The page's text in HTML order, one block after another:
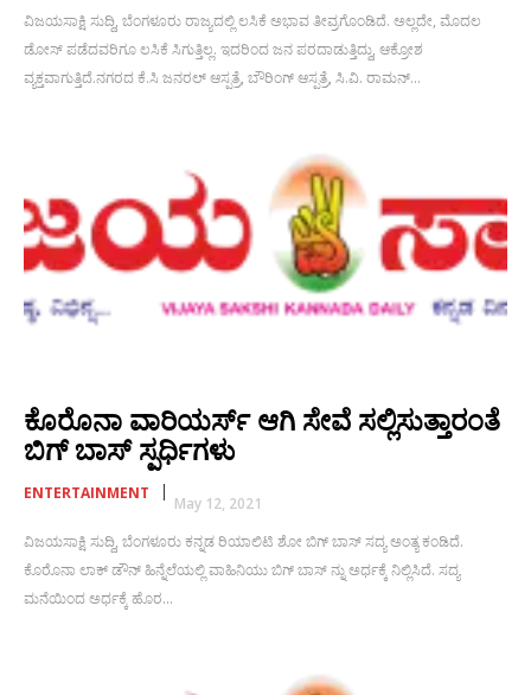
ವಿಜಯಸಾಕ್ಷಿ ಸುದ್ದಿ, ಬೆಂಗಳೂರು ರಾಜ್ಯದಲ್ಲಿ ಲಸಿಕೆ ಅಭಾವ ತೀವ್ರಗೊಂಡಿದೆ. ಅಲ್ಲದೇ, ಮೊದಲ
ಡೋಸ್ ಪಡೆದವರಿಗೂ ಲಸಿಕೆ ಸಿಗುತ್ತಿಲ್ಲ. ಇದರಿಂದ ಜನ ಪರದಾಡುತ್ತಿದ್ದು, ಆಕ್ರೋಶ
ವ್ಯಕ್ತವಾಗುತ್ತಿದೆ.ನಗರದ ಕೆ.ಸಿ ಜನರಲ್ ಆಸ್ಪತ್ರೆ, ಬೌರಿಂಗ್ ಆಸ್ಪತ್ರೆ, ಸಿ.ವಿ. ರಾಮನ್...
ಕೊರೊನಾ ವಾರಿಯರ್ಸ್ ಆಗಿ ಸೇವೆ ಸಲ್ಲಿಸುತ್ತಾರಂತೆ
ಬಿಗ್ ಬಾಸ್ ಸ್ಪರ್ಧಿಗಳು
ENTERTAINMENT
May 12, 2021
ವಿಜಯಸಾಕ್ಷಿ ಸುದ್ದಿ, ಬೆಂಗಳೂರು ಕನ್ನಡ ರಿಯಾಲಿಟಿ ಶೋ ಬಿಗ್ ಬಾಸ್ ಸದ್ಯ ಅಂತ್ಯ ಕಂಡಿದೆ.
ಕೊರೊನಾ ಲಾಕ್ ಡೌನ್ ಹಿನ್ನೆಲೆಯಲ್ಲಿ ವಾಹಿನಿಯು ಬಿಗ್ ಬಾಸ್ ನ್ನು ಅರ್ಧಕ್ಕೆ ನಿಲ್ಲಿಸಿದೆ. ಸದ್ಯ
ಮನೆಯಿಂದ ಅರ್ಧಕ್ಕೆ ಹೊರ...